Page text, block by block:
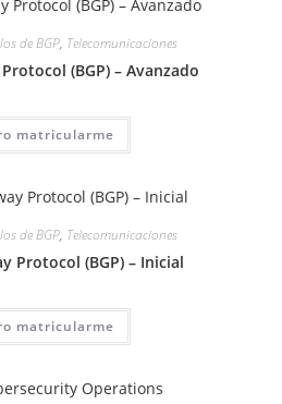
de BGP, Telecomunicaciones
(BGP) – Avanzado
matricularme
de BGP, Telecomunicaciones
Protocol (BGP) – Inicial
matricularme